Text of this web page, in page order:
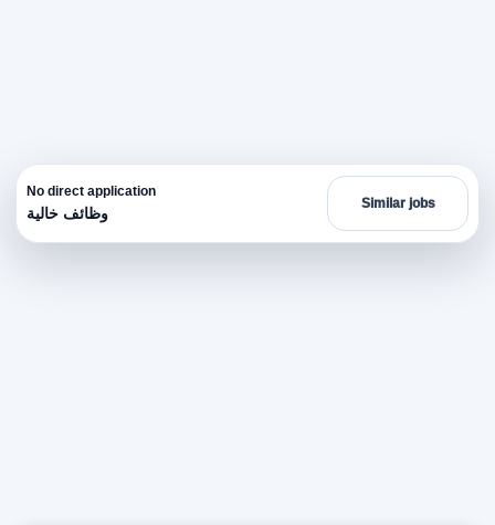
No direct application
وظائف خالية
Similar jobs